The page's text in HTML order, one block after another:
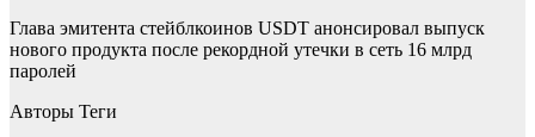
Глава эмитента стейблкоинов USDT анонсировал выпуск
нового продукта после рекордной утечки в сеть 16 млрд
паролей
Авторы Теги